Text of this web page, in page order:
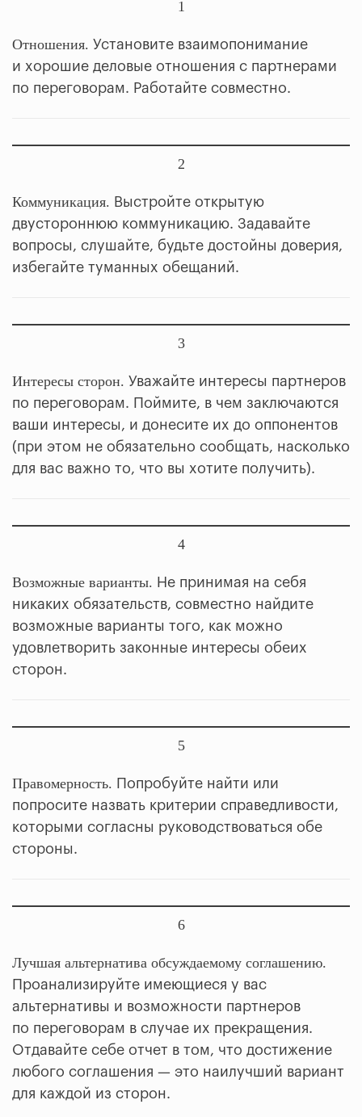
1
Отношения. Установите взаимопонимание
и хорошие деловые отношения с партнерами
по переговорам. Работайте совместно.
2
Коммуникация. Выстройте открытую
двустороннюю коммуникацию. Задавайте
вопросы, слушайте, будьте достойны доверия,
избегайте туманных обещаний.
3
Интересы сторон. Уважайте интересы партнеров
по переговорам. Поймите, в чем заключаются
ваши интересы, и донесите их до оппонентов
(при этом не обязательно сообщать, насколько
для вас важно то, что вы хотите получить).
4
Возможные варианты. Не принимая на себя
никаких обязательств, совместно найдите
возможные варианты того, как можно
удовлетворить законные интересы обеих
сторон.
5
Правомерность. Попробуйте найти или
попросите назвать критерии справедливости,
которыми согласны руководствоваться обе
стороны.
6
Лучшая альтернатива обсуждаемому соглашению.
Проанализируйте имеющиеся у вас
альтернативы и возможности партнеров
по переговорам в случае их прекращения.
Отдавайте себе отчет в том, что достижение
любого соглашения — это наилучший вариант
для каждой из сторон.